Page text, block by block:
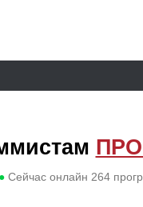
●Сейчас онлайн 264